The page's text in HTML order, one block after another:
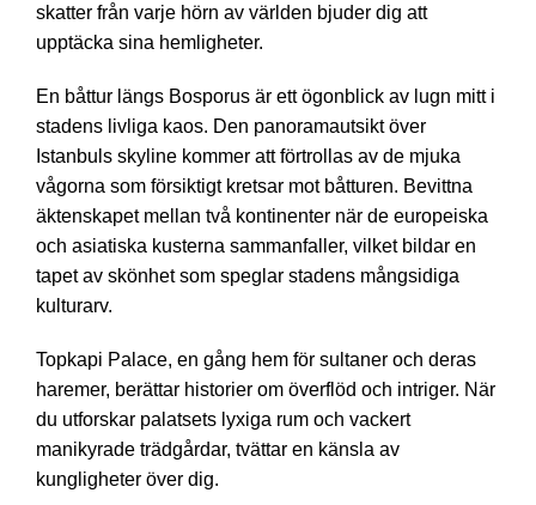
skatter från varje hörn av världen bjuder dig att
upptäcka sina hemligheter.
En båttur längs Bosporus är ett ögonblick av lugn mitt i
stadens livliga kaos. Den panoramautsikt över
Istanbuls skyline kommer att förtrollas av de mjuka
vågorna som försiktigt kretsar mot båtturen. Bevittna
äktenskapet mellan två kontinenter när de europeiska
och asiatiska kusterna sammanfaller, vilket bildar en
tapet av skönhet som speglar stadens mångsidiga
kulturarv.
Topkapi Palace, en gång hem för sultaner och deras
haremer, berättar historier om överflöd och intriger. När
du utforskar palatsets lyxiga rum och vackert
manikyrade trädgårdar, tvättar en känsla av
kungligheter över dig.